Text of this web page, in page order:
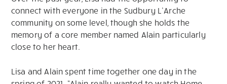
connect with everyone in the Sudbury L’Arche
community on some level, though she holds the
memory of a core member named Alain particularly
close to her heart.
Lisa and Alain spent time together one day in the